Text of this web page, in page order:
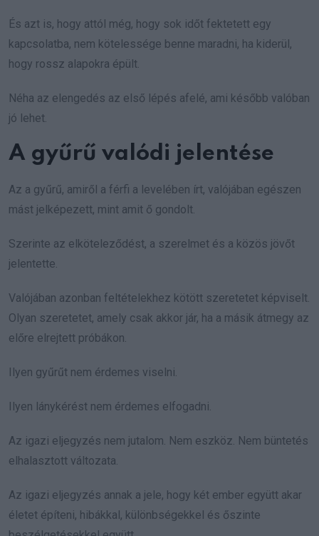
És azt is, hogy attól még, hogy sok időt fektetett egy
kapcsolatba, nem kötelessége benne maradni, ha kiderül,
hogy rossz alapokra épült.
Néha az elengedés az első lépés afelé, ami később valóban
jó lehet.
A gyűrű valódi jelentése
Az a gyűrű, amiről a férfi a levelében írt, valójában egészen
mást jelképezett, mint amit ő gondolt.
Szerinte az elköteleződést, a szerelmet és a közös jövőt
jelentette.
Valójában azonban feltételekhez kötött szeretetet képviselt.
Olyan szeretetet, amely csak akkor jár, ha a másik átmegy az
előre elrejtett próbákon.
Ilyen gyűrűt nem érdemes viselni.
Ilyen lánykérést nem érdemes elfogadni.
Az igazi eljegyzés nem jutalom. Nem eszköz. Nem büntetés
elhalasztott változata.
Az igazi eljegyzés annak a jele, hogy két ember együtt akar
életet építeni, hibákkal, különbségekkel és őszinte